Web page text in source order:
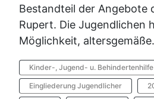
Bestandteil der Angebote
Rupert. Die Jugendlichen
Möglichkeit,
Kinder-, Jugend- u. Behindertenhilfe
Eingliederung Jugendlicher